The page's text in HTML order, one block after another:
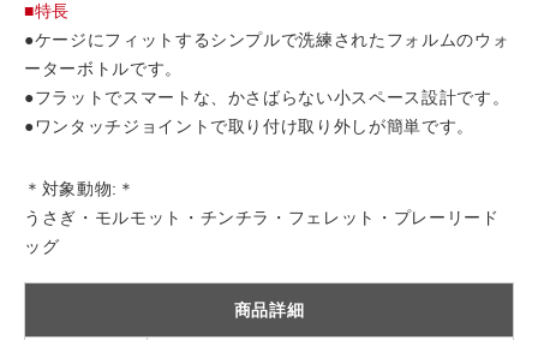
■特長
●ケージにフィットするシンプルで洗練されたフォルムのウォ
ーターボトルです。
●フラットでスマートな、かさばらない小スペース設計です。
●ワンタッチジョイントで取り付け取り外しが簡単です。
＊対象動物:＊
うさぎ・モルモット・チンチラ・フェレット・プレーリード
ッグ
商品詳細